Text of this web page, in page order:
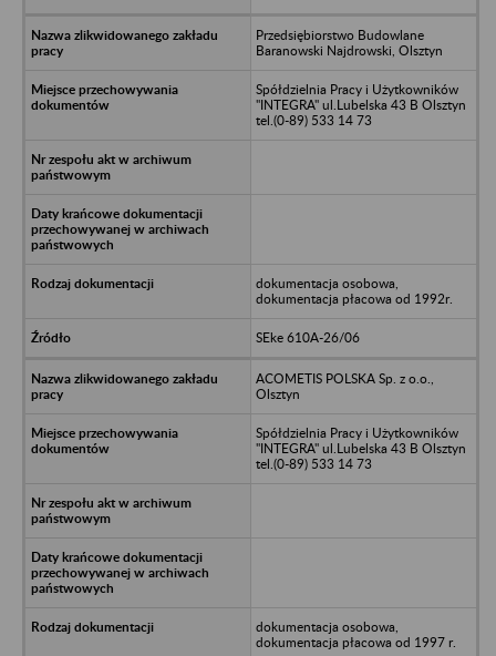
Przedsiębiorstwo Budowlane
Baranowski Najdrowski, Olsztyn
Spółdzielnia Pracy i Użytkowników
"INTEGRA" ul.Lubelska 43 B Olsztyn
tel.(0-89) 533 14 73
dokumentacja osobowa,
dokumentacja płacowa od 1992r.
SEke 610A-26/06
ACOMETIS POLSKA Sp. z o.o.,
Olsztyn
Spółdzielnia Pracy i Użytkowników
"INTEGRA" ul.Lubelska 43 B Olsztyn
tel.(0-89) 533 14 73
dokumentacja osobowa,
dokumentacja płacowa od 1997 r.